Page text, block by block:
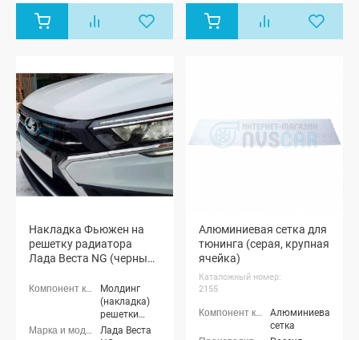
Накладка Фьюжен на
решетку радиатора
Лада Веста NG (черный
Молдинг
(накладка)
решетки
радиатора
Лада Веста
Алюминиевая сетка для
тюнинга (серая, крупная
ячейка)
Каталожный номер:
2155
Алюминиевая
сетка